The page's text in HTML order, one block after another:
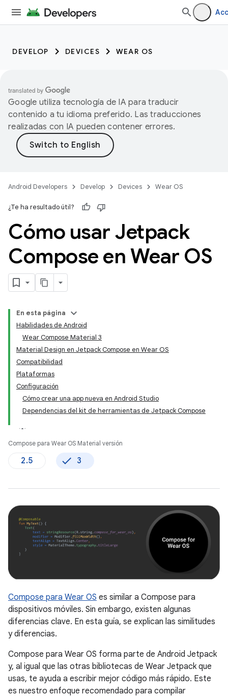
DEVELOP DEVICES WEAR OS
Google utiliza tecnología de IA para traducir
contenido a tu idioma preferido. Las traducciones
realizadas con IA pueden contener errores.
Android Developers Develop Devices Wear OS
¿Te ha resultado útil?
Cómo usar Jetpack
Compose en Wear OS
En esta página
Habilidades de Android
Wear Compose Material 3
Material Design en Jetpack Compose en Wear OS
Compatibilidad
Plataformas
Configuración
Cómo crear una app nueva en Android Studio
Dependencias del kit de herramientas de Jetpack Compose
Compose para Wear OS Material versión
2.5 3
Compose para Wear OS es similar a Compose para
dispositivos móviles. Sin embargo, existen algunas
diferencias clave. En esta guía, se explican las similitudes
y diferencias.
Compose para Wear OS forma parte de Android Jetpack
y, al igual que las otras bibliotecas de Wear Jetpack que
usas, te ayuda a escribir mejor código más rápido. Este
es nuestro enfoque recomendado para compilar